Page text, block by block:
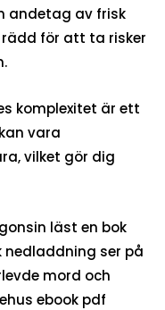
andetag av frisk
för att ta risker
komplexitet är ett
vara
vilket gör dig
läst en bok
ser på
mord och
ebook pdf